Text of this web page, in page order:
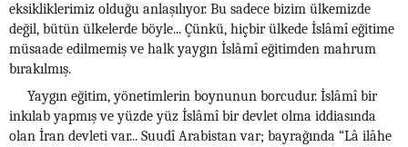
eksikliklerimiz olduğu anlaşılıyor. Bu sadece bizim ülkemizde
değil, bütün ülkelerde böyle... Çünkü, hiçbir ülkede İslâmî eğitime
müsaade edilmemiş ve halk yaygın İslâmî eğitimden mahrum
bırakılmış.
Yaygın eğitim, yönetimlerin boynunun borcudur. İslâmî bir
inkılab yapmış ve yüzde yüz İslâmî bir devlet olma iddiasında
olan İran devleti var... Suudî Arabistan var; bayrağında “Lâ ilâhe